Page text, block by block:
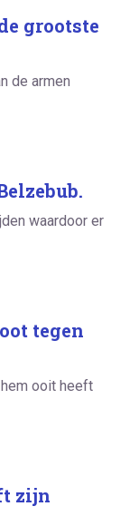
grootste
de armen
waardoor er
tegen
ooit heeft
zijn